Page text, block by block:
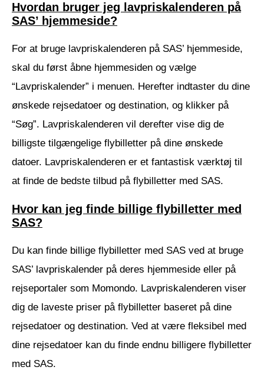
Hvordan bruger jeg lavpriskalenderen på
SAS’ hjemmeside?
For at bruge lavpriskalenderen på SAS’ hjemmeside,
skal du først åbne hjemmesiden og vælge
“Lavpriskalender” i menuen. Herefter indtaster du dine
ønskede rejsedatoer og destination, og klikker på
“Søg”. Lavpriskalenderen vil derefter vise dig de
billigste tilgængelige flybilletter på dine ønskede
datoer. Lavpriskalenderen er et fantastisk værktøj til
at finde de bedste tilbud på flybilletter med SAS.
Hvor kan jeg finde billige flybilletter med
SAS?
Du kan finde billige flybilletter med SAS ved at bruge
SAS’ lavpriskalender på deres hjemmeside eller på
rejseportaler som Momondo. Lavpriskalenderen viser
dig de laveste priser på flybilletter baseret på dine
rejsedatoer og destination. Ved at være fleksibel med
dine rejsedatoer kan du finde endnu billigere flybilletter
med SAS.